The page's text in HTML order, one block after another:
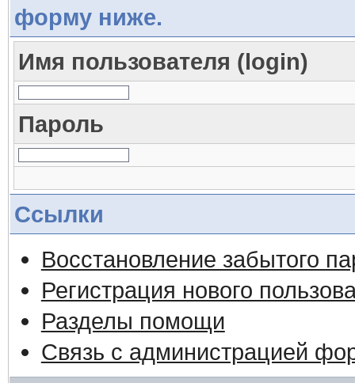
форму ниже.
Имя пользователя (login)
Пароль
Ссылки
Восстановление забытого
Регистрация нового
Разделы помощи
Связь с администрацией